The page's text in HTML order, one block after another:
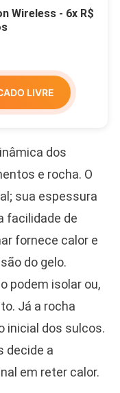
Wireless - 6x R$
LIVRE
dos
e rocha. O
sua espessura
facilidade de
fornece calor e
do gelo.
podem isolar ou,
Já a rocha
inicial dos sulcos.
decide a
em reter calor.